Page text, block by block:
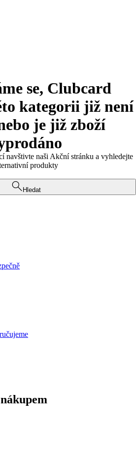
se, Clubcard
kategorii již není
je již zboží
navštivte naši Akční stránku a vyhledejte
produkty
Hledat